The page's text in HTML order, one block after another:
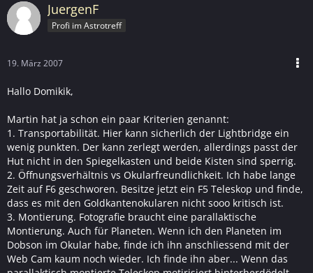
JuergenF
Profi im Astrotreff
19. März 2007
Hallo Domikik,
Martin hat ja schon ein paar Kriterien genannt:
1. Transportabilität. Hier kann sicherlich der Lightbridge ein
wenig punkten. Der kann zerlegt werden, allerdings passt der
Hut nicht in den Spiegelkasten und beide Kisten sind sperrig.
2. Öffnungsverhältnis vs Okularfreundlichkeit. Ich habe lange
Zeit auf F6 geschworen. Besitze jetzt ein F5 Teleskop und finde,
dass es mit den Goldkantenokularen nicht sooo kritisch ist.
3. Montierung. Fotografie braucht eine parallaktische
Montierung. Auch für Planeten. Wenn ich den Planeten im
Dobson im Okular habe, finde ich ihn anschliessend mit der
Web Cam kaum noch wieder. Ich finde ihn aber... Wenn das